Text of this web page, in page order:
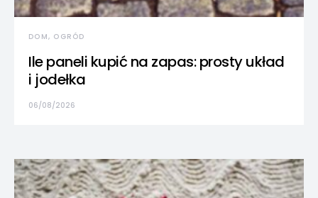
DOM, OGRÓD
Ile paneli kupić na zapas: prosty układ
i jodełka
06/08/2026